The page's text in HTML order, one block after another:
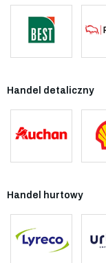
Handel detaliczny
Handel hurtowy